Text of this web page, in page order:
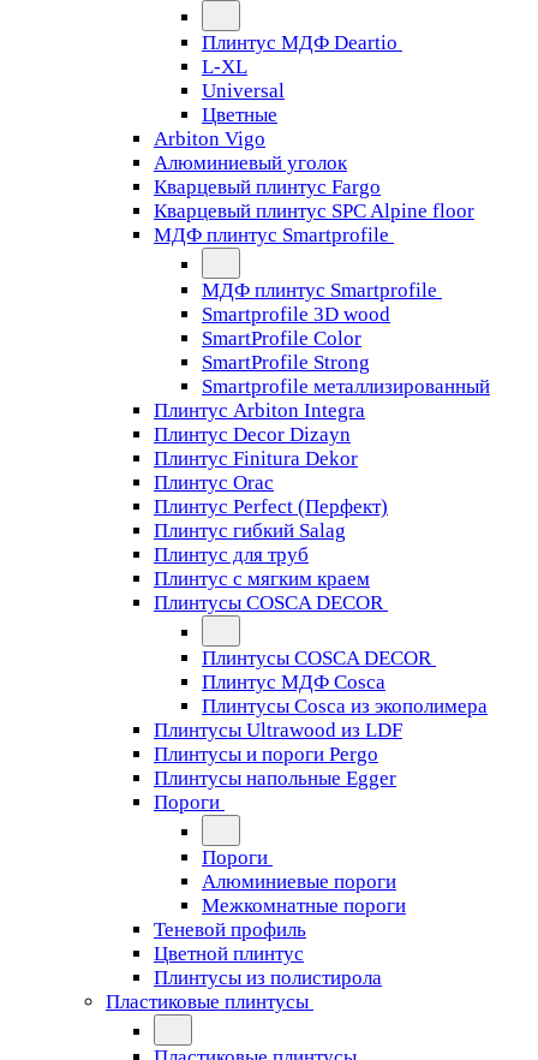
Плинтус МДФ Deartio
L-XL
Universal
Цветные
Arbiton Vigo
Алюминиевый уголок
Кварцевый плинтус Fargo
Кварцевый плинтус SPC Alpine floor
МДФ плинтус Smartprofile
МДФ плинтус Smartprofile
Smartprofile 3D wood
SmartProfile Color
SmartProfile Strong
Smartprofile металлизированный
Плинтус Arbiton Integra
Плинтус Decor Dizayn
Плинтус Finitura Dekor
Плинтус Orac
Плинтус Perfect (Перфект)
Плинтус гибкий Salag
Плинтус для труб
Плинтус с мягким краем
Плинтусы COSCA DECOR
Плинтусы COSCA DECOR
Плинтус МДФ Cosca
Плинтусы Cosca из экополимера
Плинтусы Ultrawood из LDF
Плинтусы и пороги Pergo
Плинтусы напольные Egger
Пороги
Пороги
Алюминиевые пороги
Межкомнатные пороги
Теневой профиль
Цветной плинтус
Плинтусы из полистирола
Пластиковые плинтусы